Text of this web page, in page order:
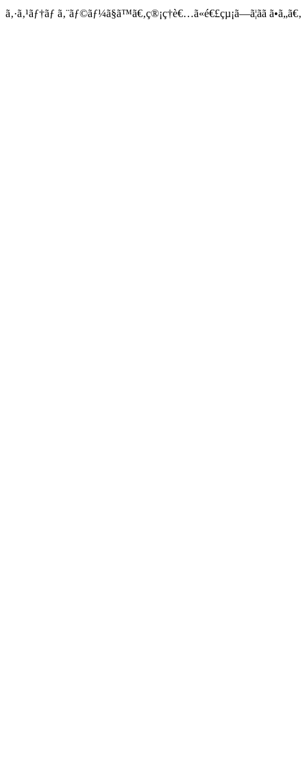
ã‚·ã‚¹ãƒ†ãƒ ã‚¨ãƒ©ãƒ¼ã§ã™ã€‚ç®¡ç†è€…ã«é€£çµ¡ã—ã¦ãã ã•ã„ã€‚